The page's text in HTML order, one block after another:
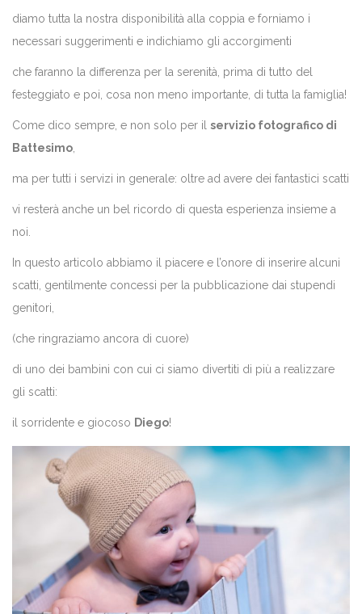
diamo tutta la nostra disponibilità alla coppia e forniamo i
necessari suggerimenti e indichiamo gli accorgimenti
che faranno la differenza per la serenità, prima di tutto del
festeggiato e poi, cosa non meno importante, di tutta la famiglia!
Come dico sempre, e non solo per il servizio fotografico di
Battesimo
ma per tutti i servizi in generale: oltre ad avere dei fantastici scatti
vi resterà anche un bel ricordo di questa esperienza insieme a
noi.
In questo articolo abbiamo il piacere e l’onore di inserire alcuni
scatti, gentilmente concessi per la pubblicazione dai stupendi
genitori,
(che ringraziamo ancora di cuore)
di uno dei bambini con cui ci siamo divertiti di più a realizzare
gli scatti:
il sorridente e giocoso Diego!